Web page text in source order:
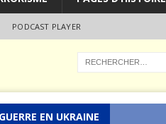
PODCAST PLAYER
EN UKRAINE